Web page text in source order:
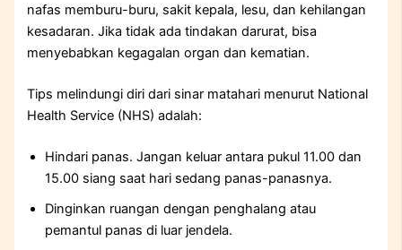
nafas memburu-buru, sakit kepala, lesu, dan kehilangan
kesadaran. Jika tidak ada tindakan darurat, bisa
menyebabkan kegagalan organ dan kematian.
Tips melindungi diri dari sinar matahari menurut National
Health Service (NHS) adalah:
Hindari panas. Jangan keluar antara pukul 11.00 dan
15.00 siang saat hari sedang panas-panasnya.
Dinginkan ruangan dengan penghalang atau
pemantul panas di luar jendela.